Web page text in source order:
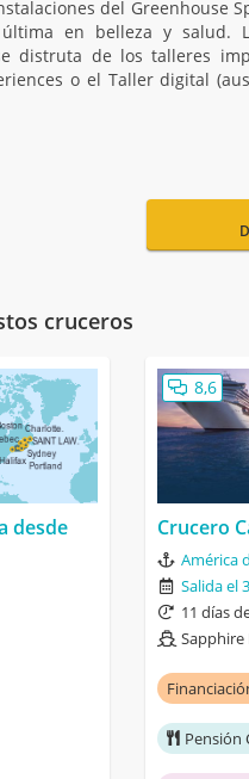
del Greenhouse
en belleza y salud.
distruta de los talleres
o el Taller digital
cruceros
desde
8,6
Crucero
América
Salida el
11 días
Sapphire
Pensión